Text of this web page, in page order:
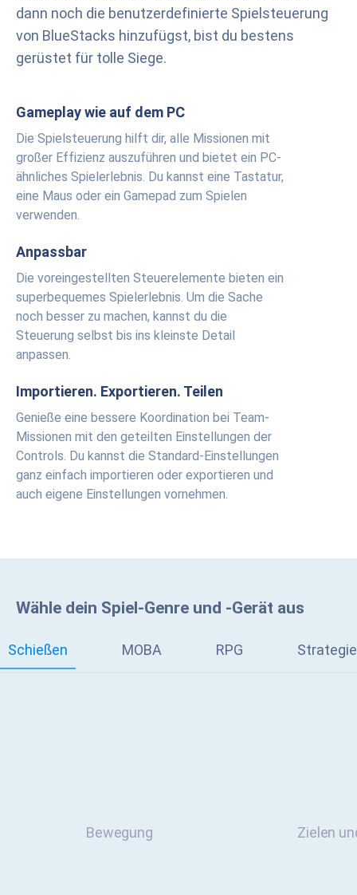
dann noch die benutzerdefinierte Spielsteuerung
von BlueStacks hinzufügst, bist du bestens
gerüstet für tolle Siege.
Gameplay wie auf dem PC
Die Spielsteuerung hilft dir, alle Missionen mit
großer Effizienz auszuführen und bietet ein PC-
ähnliches Spielerlebnis. Du kannst eine Tastatur,
eine Maus oder ein Gamepad zum Spielen
verwenden.
Anpassbar
Die voreingestellten Steuerelemente bieten ein
superbequemes Spielerlebnis. Um die Sache
noch besser zu machen, kannst du die
Steuerung selbst bis ins kleinste Detail
anpassen.
Importieren. Exportieren. Teilen
Genieße eine bessere Koordination bei Team-
Missionen mit den geteilten Einstellungen der
Controls. Du kannst die Standard-Einstellungen
ganz einfach importieren oder exportieren und
auch eigene Einstellungen vornehmen.
Wähle dein Spiel-Genre und -Gerät aus
Schießen MOBA RPG Strategie
Bewegung Zielen